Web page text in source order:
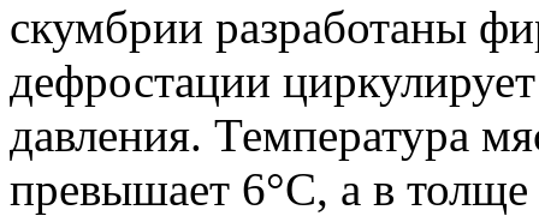
скумбрии разработаны
дефростации
давления. Температура
превышает 6°С, а в толще